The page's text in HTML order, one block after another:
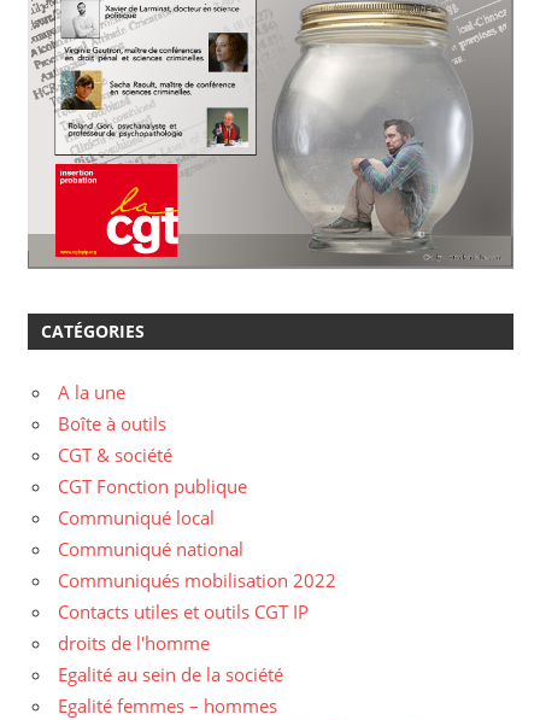
CATÉGORIES
A la une
Boîte à outils
CGT & société
CGT Fonction publique
Communiqué local
Communiqué national
Communiqués mobilisation 2022
Contacts utiles et outils CGT IP
droits de l'homme
Egalité au sein de la société
Egalité femmes – hommes